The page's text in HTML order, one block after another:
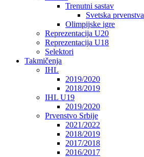
Trenutni sastav
Svetska prvenstva
Olimpijske igre
Reprezentacija U20
Reprezentacija U18
Selektori
Takmičenja
IHL
2019/2020
2018/2019
IHL U19
2019/2020
Prvenstvo Srbije
2021/2022
2018/2019
2017/2018
2016/2017